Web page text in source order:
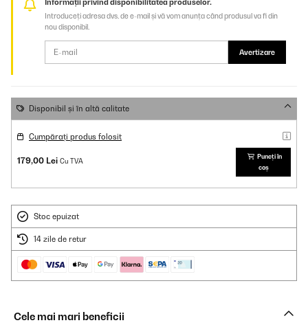
Informații privind disponibilitatea produselor.
Introduceți adresa dvs. de e-mail și vă vom anunța când produsul va fi din
nou disponibil.
Avertizare
Disponibil și în altă calitate
Cumpărați produs folosit
179,00 Lei Cu TVA
Puneți în
coș
Stoc epuizat
14 zile de retur
Cele mai mari beneficii